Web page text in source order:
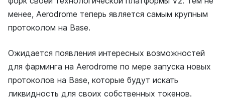
менее, Aerodrome теперь является самым крупным
протоколом на Base.
Ожидается появления интересных возможностей
для фарминга на Aerodrome по мере запуска новых
протоколов на Base, которые будут искать
ликвидность для своих собственных токенов.